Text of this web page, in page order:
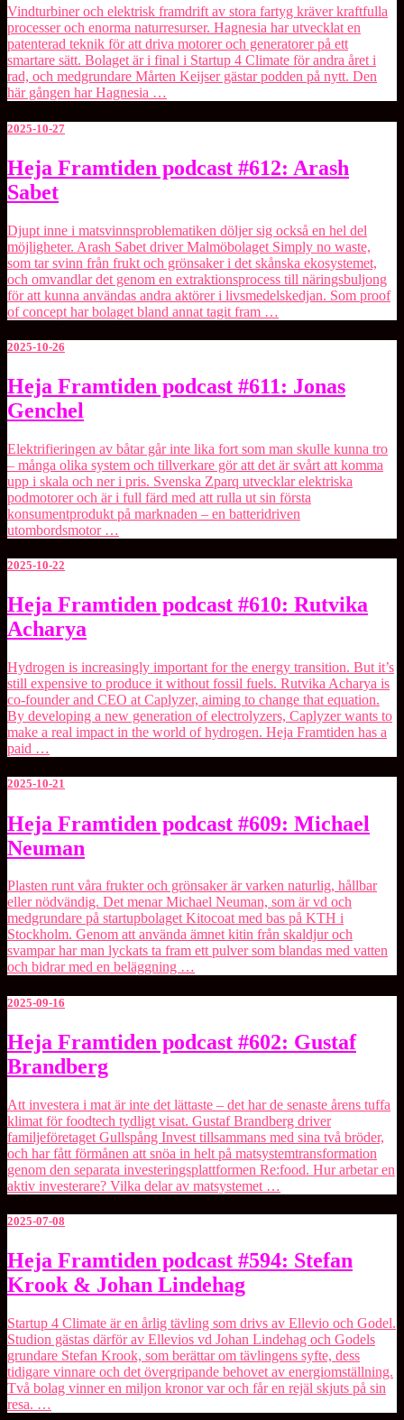
Mårten
Keijser
Vindturbiner och elektrisk framdrift av stora fartyg kräver kraftfulla
processer och enorma naturresurser. ⁠Hagnesia⁠ har utvecklat en
patenterad teknik för att driva motorer och generatorer på ett
smartare sätt. Bolaget är i final i Startup 4 Climate för andra året i
rad, och medgrundare Mårten Keijser gästar podden på nytt. Den
här gången har Hagnesia …
2025-10-27
Heja
Framtiden
podcast
Arash
Sabet
Heja Framtiden podcast #612: Arash
Sabet
Djupt inne i matsvinnsproblematiken döljer sig också en hel del
möjligheter. Arash Sabet driver Malmöbolaget ⁠Simply no waste⁠,
som tar svinn från frukt och grönsaker i det skånska ekosystemet,
och omvandlar det genom en extraktionsprocess till näringsbuljong
för att kunna användas andra aktörer i livsmedelskedjan. Som proof
of concept har bolaget bland annat tagit fram …
2025-10-26
Heja
Framtiden
podcast
Jonas
Genchel
Heja Framtiden podcast #611: Jonas
Genchel
Elektrifieringen av båtar går inte lika fort som man skulle kunna tro
– många olika system och tillverkare gör att det är svårt att komma
upp i skala och ner i pris. Svenska ⁠Zparq⁠ utvecklar elektriska
podmotorer och är i full färd med att rulla ut sin första
konsumentprodukt på marknaden – en batteridriven
utombordsmotor …
2025-10-22
Heja
Framtiden
podcast
Rutvika
Acharya
Heja Framtiden podcast #610: Rutvika
Acharya
Hydrogen is increasingly important for the energy transition. But it’s
still expensive to produce it without fossil fuels. Rutvika Acharya is
co-founder and CEO at ⁠Caplyzer⁠, aiming to change that equation.
By developing a new generation of electrolyzers, Caplyzer wants to
make a real impact in the world of hydrogen. Heja Framtiden has a
paid …
2025-10-21
Heja
Framtiden
podcast
Michael
Neuman
Heja Framtiden podcast #609: Michael
Neuman
Plasten runt våra frukter och grönsaker är varken naturlig, hållbar
eller nödvändig. Det menar Michael Neuman, som är vd och
medgrundare på startupbolaget ⁠Kitocoat⁠ med bas på KTH i
Stockholm. Genom att använda ämnet kitin från skaldjur och
svampar har man lyckats ta fram ett pulver som blandas med vatten
och bidrar med en beläggning …
2025-09-16
Heja
Framtiden
podcast
Gustaf
Brandberg
Heja Framtiden podcast #602: Gustaf
Brandberg
Att investera i mat är inte det lättaste – det har de senaste årens tuffa
klimat för foodtech tydligt visat. Gustaf Brandberg driver
familjeföretaget ⁠Gullspång Invest⁠ tillsammans med sina två bröder,
och har fått förmånen att snöa in helt på matsystemtransformation
genom den separata investeringsplattformen ⁠Re:food⁠. Hur arbetar en
aktiv investerare? Vilka delar av matsystemet …
2025-07-08
Heja
Framtiden
podcast
Stefan
Krook
&
Johan
Lindehag
Heja Framtiden podcast #594: Stefan
Krook & Johan Lindehag
Startup 4 Climate⁠ är en årlig tävling som drivs av Ellevio och Godel.
Studion gästas därför av Ellevios vd Johan Lindehag och Godels
grundare Stefan Krook, som berättar om tävlingens syfte, dess
tidigare vinnare och det övergripande behovet av energiomställning.
Två bolag vinner en miljon kronor var och får en rejäl skjuts på sin
resa. …